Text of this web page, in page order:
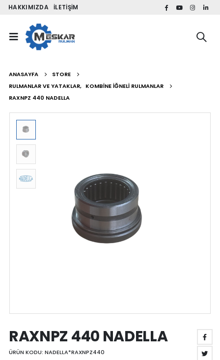
HAKKIMIZDA İLETIŞIM
ANASAYFA
STORE
RULMANLAR VE YATAKLAR, KOMBINE İĞNELI RULMANLAR
RAXNPZ 440 NADELLA
RAXNPZ 440 NADELLA
ÜRÜN KODU: NADELLA*RAXNPZ440